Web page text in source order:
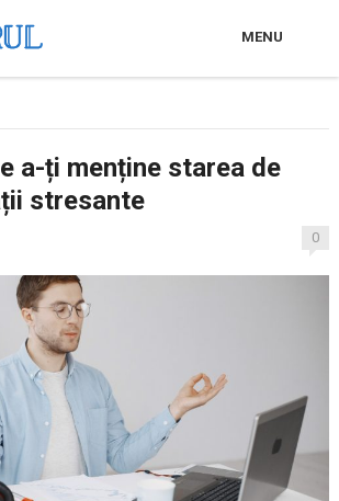
MENU
a-ți menține starea de
stresante
0